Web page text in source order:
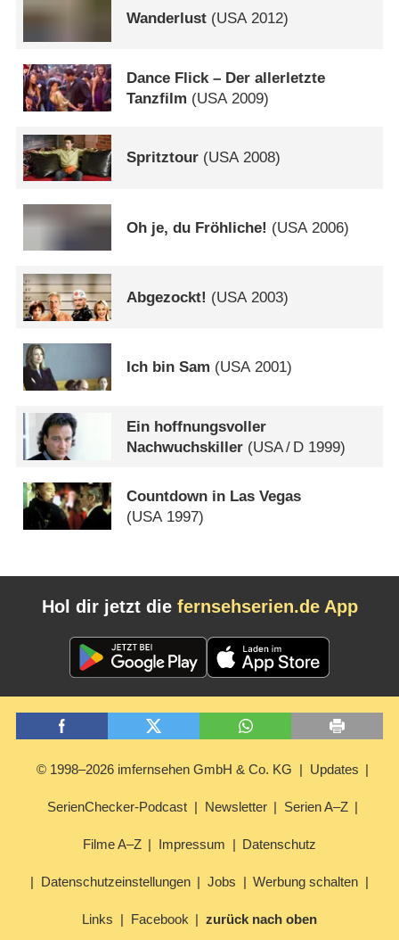
Wanderlust (USA2012)
Dance Flick – Der allerletzte
Tanzfilm (USA 2009)
Spritztour (USA2008)
Oh je, du Fröhliche! (USA 2006)
Abgezockt! (USA 2003)
Ich bin Sam (USA2001)
Ein hoffnungsvoller
Nachwuchskiller (USA/ D 1999)
Countdown in Las Vegas
(USA 1997)
Hol dir jetzt die fernsehserien.de App
© 1998–2026 imfernsehen GmbH & Co. KG Updates
SerienChecker-Podcast Newsletter Serien A–Z
Filme A–Z Impressum Datenschutz
Datenschutzeinstellungen Jobs Werbung schalten
Links Facebook zurück nach oben